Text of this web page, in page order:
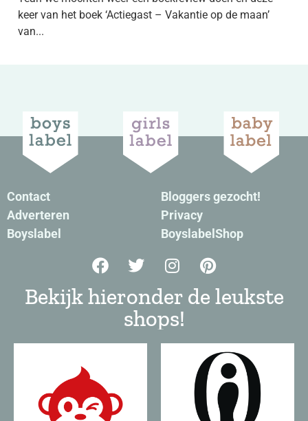
keer van het boek ‘Actiegast – Vakantie op de maan’
van...
Contact
Adverteren
Boyslabel
Bloggers gezocht!
Privacy
BoyslabelShop
Bekijk hieronder de leukste
shops!